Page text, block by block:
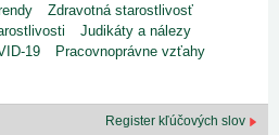
Zdravotná starostlivosť
Judikáty a nálezy
19
Pracovnoprávne vzťahy
Register kľúčových slov